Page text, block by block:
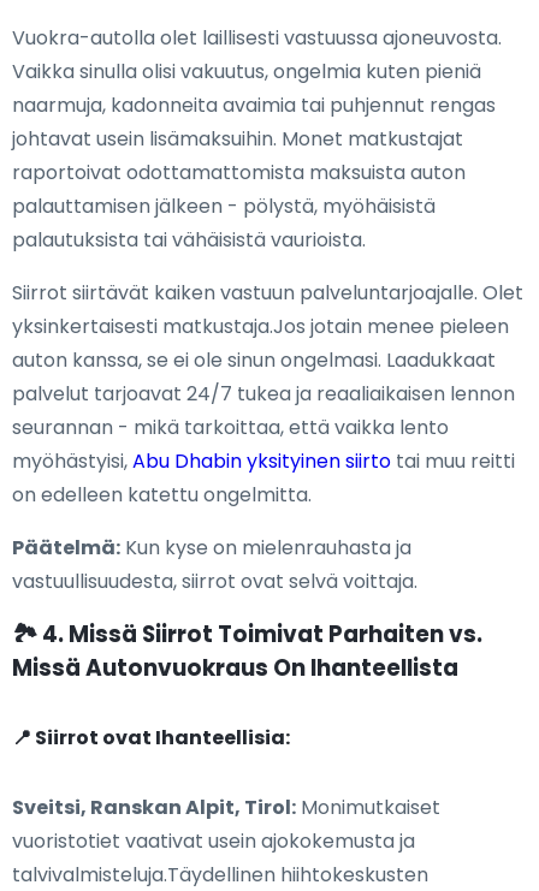
Vuokra-autolla olet laillisesti vastuussa ajoneuvosta.
Vaikka sinulla olisi vakuutus, ongelmia kuten pieniä
naarmuja, kadonneita avaimia tai puhjennut rengas
johtavat usein lisämaksuihin. Monet matkustajat
raportoivat odottamattomista maksuista auton
palauttamisen jälkeen - pölystä, myöhäisistä
palautuksista tai vähäisistä vaurioista.
Siirrot siirtävät kaiken vastuun palveluntarjoajalle. Olet
yksinkertaisesti matkustaja.Jos jotain menee pieleen
auton kanssa, se ei ole sinun ongelmasi. Laadukkaat
palvelut tarjoavat 24/7 tukea ja reaaliaikaisen lennon
seurannan - mikä tarkoittaa, että vaikka lento
myöhästyisi,Abu Dhabin yksityinen siirto tai muu reitti
on edelleen katettu ongelmitta.
Päätelmä: Kun kyse on mielenrauhasta ja
vastuullisuudesta, siirrot ovat selvä voittaja.
🏞️ 4. Missä Siirrot Toimivat Parhaiten vs.
Missä Autonvuokraus On Ihanteellista
📍 Siirrot ovat Ihanteellisia:
Sveitsi, Ranskan Alpit, Tirol: Monimutkaiset
vuoristotiet vaativat usein ajokokemusta ja
talvivalmisteluja.Täydellinen hiihtokeskusten